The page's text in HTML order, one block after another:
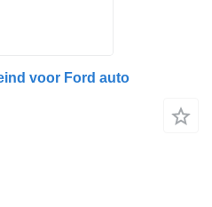
voor Ford auto